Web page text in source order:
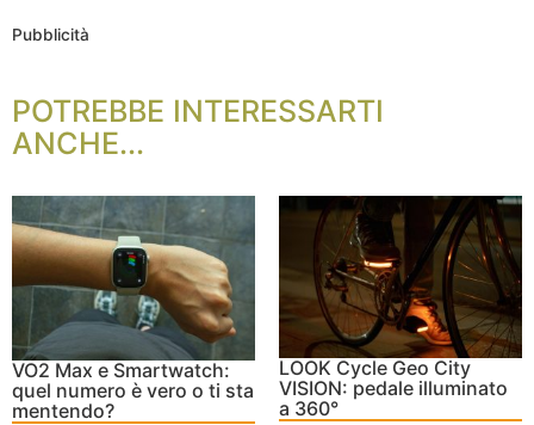
Pubblicità
POTREBBE INTERESSARTI
ANCHE...
VO2 Max e Smartwatch:
quel numero è vero o ti sta
mentendo?
LOOK Cycle Geo City
VISION: pedale illuminato
a 360°